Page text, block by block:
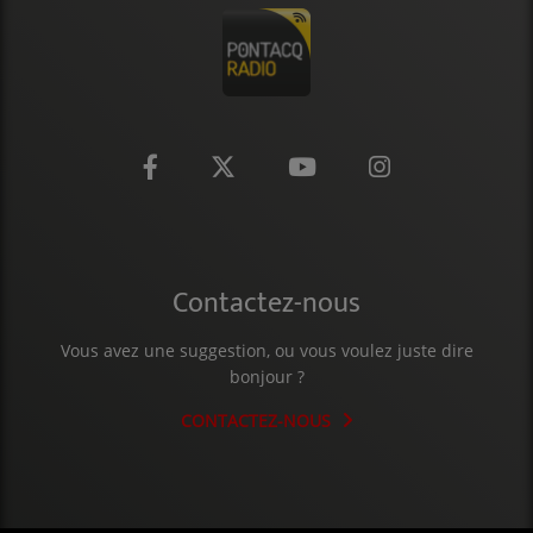
Contactez-nous
Vous avez une suggestion, ou vous voulez juste dire
bonjour ?
CONTACTEZ-NOUS